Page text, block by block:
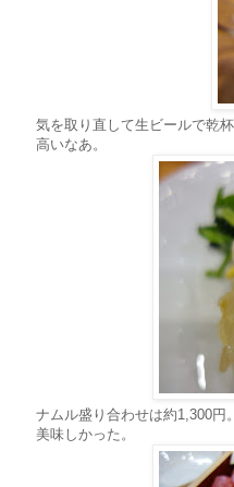
気を取り直して生ビールで乾
高いなあ。
ナムル盛り合わせは約1,300円
美味しかった。